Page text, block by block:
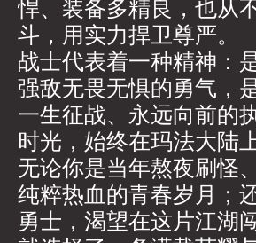
悍、装备多精良，也从
斗，用实力捍卫尊严。
战士代表着一种精神：
强敌无畏无惧的勇气，
一生征战、永远向前的
时光，始终在玛法大陆
无论你是当年熬夜刷怪
纯粹热血的青春岁月；
勇士，渴望在这片江湖